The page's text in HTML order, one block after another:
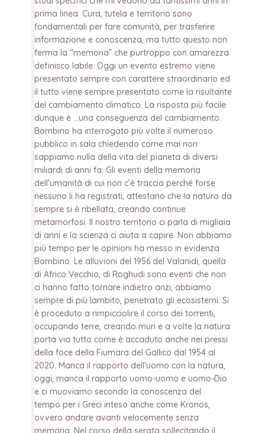
prima linea. Cura, tutela e territorio sono
fondamentali per fare comunità, per trasferire
informazione e conoscenza, ma tutto questo non
ferma la “memoria” che purtroppo con amarezza
definisco labile. Oggi un evento estremo viene
presentato sempre con carattere straordinario ed
il tutto viene sempre presentato come la risultante
del cambiamento climatico. La risposta più facile
dunque è …una conseguenza del cambiamento.
Bombino ha interrogato più volte il numeroso
pubblico in sala chiedendo come mai non
sappiamo nulla della vita del pianeta di diversi
miliardi di anni fa. Gli eventi della memoria
dell’umanità di cui non c’è traccia perché forse
nessuno li ha registrati, attestano che la natura da
sempre si è ribellata, creando continue
metamorfosi. Il nostro territorio ci parla di migliaia
di anni e la scienza ci aiuta a capire. Non abbiamo
più tempo per le opinioni ha messo in evidenza
Bombino. Le alluvioni del 1956 del Valanidi, quella
di Africo Vecchio, di Roghudi sono eventi che non
ci hanno fatto tornare indietro anzi, abbiamo
sempre di più lambito, penetrato gli ecosistemi. Si
è proceduto a rimpicciolire il corso dei torrenti,
occupando terre, creando muri e a volte la natura
porta via tutto come è accaduto anche nei pressi
della foce della Fiumara del Gallico dal 1954 al
2020. Manca il rapporto dell’uomo con la natura,
oggi, manca il rapporto uomo-uomo e uomo-Dio
e ci muoviamo secondo la conoscenza del
tempo per i Greci inteso anche come Kronos,
ovvero andare avanti velocemente senza
memoria. Nel corso della serata sollecitando il